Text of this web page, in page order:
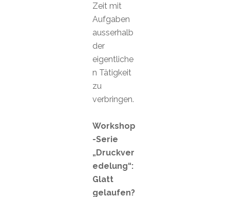
Zeit mit
Aufgaben
ausserhalb
der
eigentliche
n Tätigkeit
zu
verbringen.
Workshop
-Serie
„Druckver
edelung“:
Glatt
gelaufen?